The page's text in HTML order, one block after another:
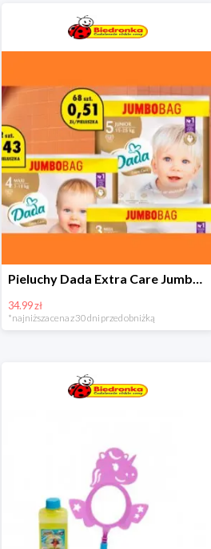
Pieluchy Dada Extra Care Jumbo Bag w super cenie
34.99 zł
*najniższa cena z 30 dni przed obniżką